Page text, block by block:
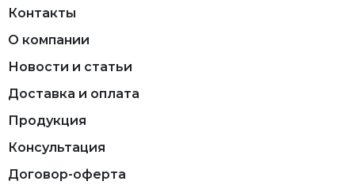
Контакты
О компании
Новости и статьи
Доставка и оплата
Продукция
Консультация
Договор-оферта